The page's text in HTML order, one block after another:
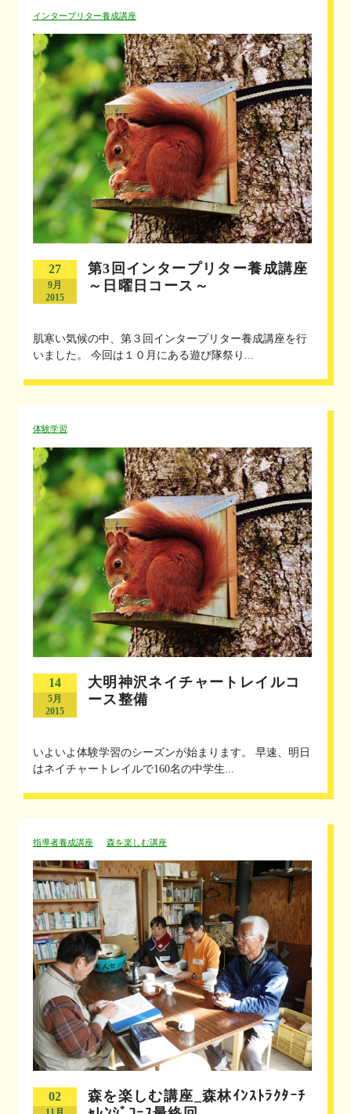
インタープリター養成講座
27
9月
2015
第3回インタープリター養成講座
～日曜日コース～
肌寒い気候の中、第３回インタープリター養成講座を行
いました。 今回は１０月にある遊び隊祭り...
体験学習
14
5月
2015
大明神沢ネイチャートレイルコ
ース整備
いよいよ体験学習のシーズンが始まります。 早速、明日
はネイチャートレイルで160名の中学生...
指導者養成講座 森を楽しむ講座
02
森を楽しむ講座_森林ｲﾝｽﾄﾗｸﾀｰﾁ